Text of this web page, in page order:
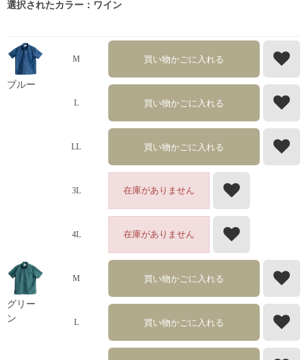
選択されたカラー：ワイン
ブルー
M 買い物かごに入れる
L 買い物かごに入れる
LL 買い物かごに入れる
3L 在庫がありません
4L 在庫がありません
グリー
ン
M 買い物かごに入れる
L 買い物かごに入れる